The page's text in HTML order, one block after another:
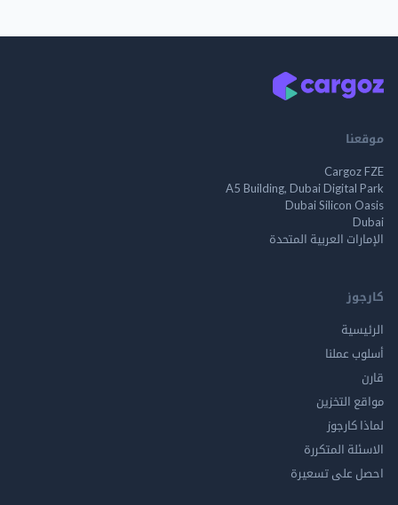
موقعنا
Cargoz FZE
A5 Building, Dubai Digital Park
Dubai Silicon Oasis
Dubai
الإمارات العربية المتحدة
كارجوز
الرئيسية
أسلوب عملنا
قارن
مواقع التخزين
لماذا كارجوز
الاسئلة المتكررة
احصل على تسعيرة